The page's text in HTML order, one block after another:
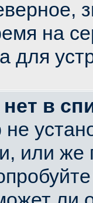
на
для
в
или же